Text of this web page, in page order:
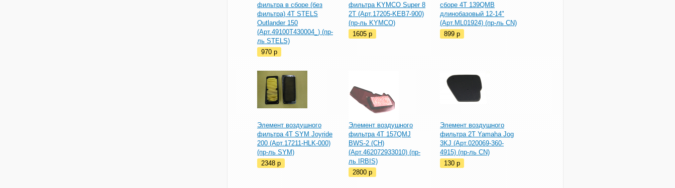
фильтра в сборе (без
фильтра) 4T STELS
Outlander 150
(Арт.49100T430004_) (пр-
ль STELS)
970 p
фильтра KYMCO Super 8
2T (Арт.17205-KEB7-900)
(пр-ль KYMCO)
1605 p
сборе 4T 139QMB
длинобазовый 12-14"
(Арт.ML01924) (пр-ль CN)
899 p
Элемент воздушного
фильтра 4Т SYM Joyride
200 (Арт.17211-HLK-000)
(пр-ль SYM)
2348 p
Элемент воздушного
фильтра 4T 157QMJ
BWS-2 (CH)
(Арт.462072933010) (пр-
ль IRBIS)
2800 p
Элемент воздушного
фильтра 2T Yamaha Jog
3KJ (Арт.020069-360-
4915) (пр-ль CN)
130 p